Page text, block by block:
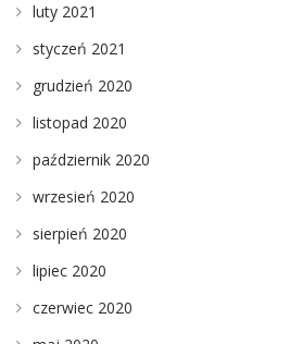
luty 2021
styczeń 2021
grudzień 2020
listopad 2020
październik 2020
wrzesień 2020
sierpień 2020
lipiec 2020
czerwiec 2020